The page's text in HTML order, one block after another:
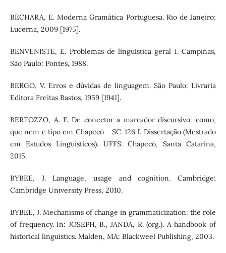
BECHARA, E. Moderna Gramática Portuguesa. Rio de Janeiro:
Lucerna, 2009 [1975].
BENVENISTE, E. Problemas de linguística geral I. Campinas,
São Paulo: Pontes, 1988.
BERGO, V. Erros e dúvidas de linguagem. São Paulo: Livraria
Editora Freitas Bastos, 1959 [1941].
BERTOZZO, A. F. De conector a marcador discursivo: como,
que nem e tipo em Chapecó - SC. 126 f. Dissertação (Mestrado
em Estudos Linguísticos). UFFS: Chapecó, Santa Catarina,
2015.
BYBEE, J. Language, usage and cognition. Cambridge:
Cambridge University Press, 2010.
BYBEE, J. Mechanisms of change in grammaticization: the role
of frequency. In: JOSEPH, B., JANDA, R. (org.). A handbook of
historical linguistics. Malden, MA: Blackweel Publishing, 2003.